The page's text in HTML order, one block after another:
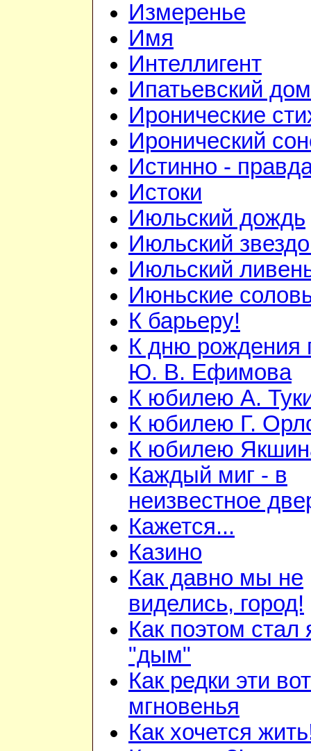
Измеренье
Имя
Интеллигент
Ипатьевский дом
Иронические
Иронический
Истинно -
Истоки
Июльский дождь
Июльский
Июльский
Июньские
К барьеру!
К дню рождения
Ю. В. Ефимова
К юбилею А.
К юбилею Г.
К юбилею
Каждый миг - в
неизвестное
Кажется...
Казино
Как давно мы не
виделись, город!
Как поэтом стал
"дым"
Как редки эти вот
мгновенья
Как хочется